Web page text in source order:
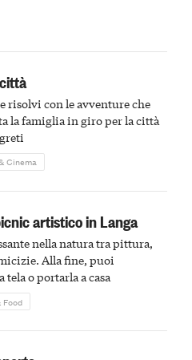
risolvi con le avventure che
la famiglia in giro per la città
Cinema
artistico in Langa
nella natura tra pittura,
Alla fine, puoi
tela o portarla a casa
Food